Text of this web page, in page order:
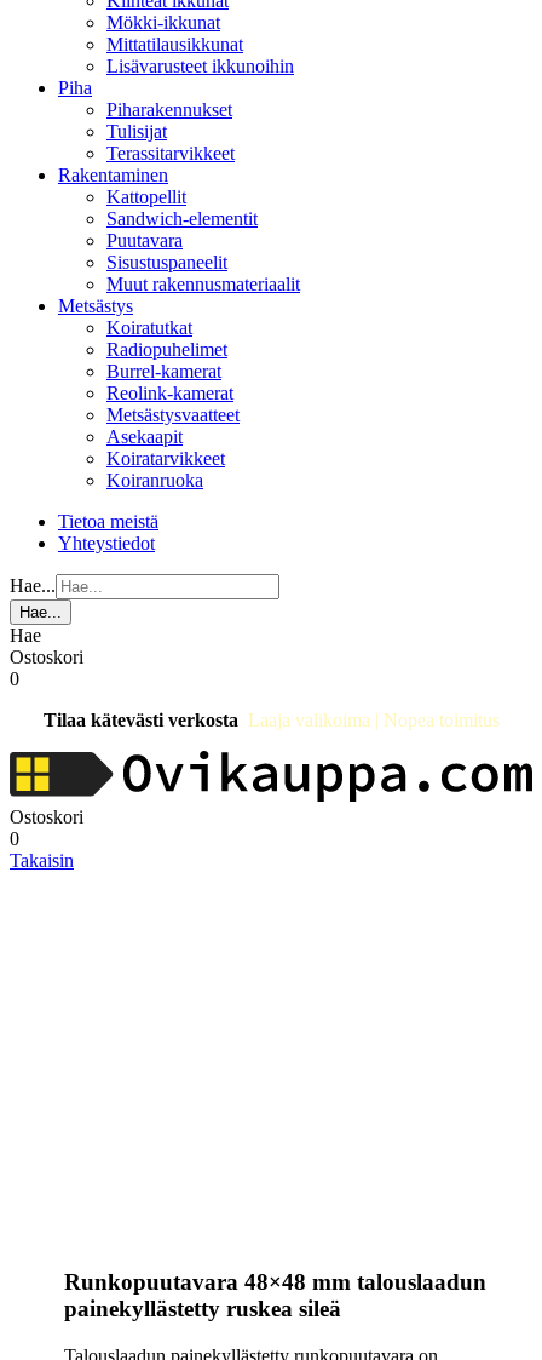
Mökki-ikkunat
Mittatilausikkunat
Lisävarusteet ikkunoihin
Piha
Piharakennukset
Tulisijat
Terassitarvikkeet
Rakentaminen
Kattopellit
Sandwich-elementit
Puutavara
Sisustuspaneelit
Muut rakennusmateriaalit
Metsästys
Koiratutkat
Radiopuhelimet
Burrel-kamerat
Reolink-kamerat
Metsästysvaatteet
Asekaapit
Koiratarvikkeet
Koiranruoka
Tietoa meistä
Yhteystiedot
Hae...
Hae...
Hae
Ostoskori
0
Tilaa kätevästi verkosta Laaja valikoima | Nopea toimitus
Ostoskori
0
Takaisin
Runkopuutavara 48×48 mm talouslaadun
painekyllästetty ruskea sileä
Talouslaadun painekyllästetty runkopuutavara on